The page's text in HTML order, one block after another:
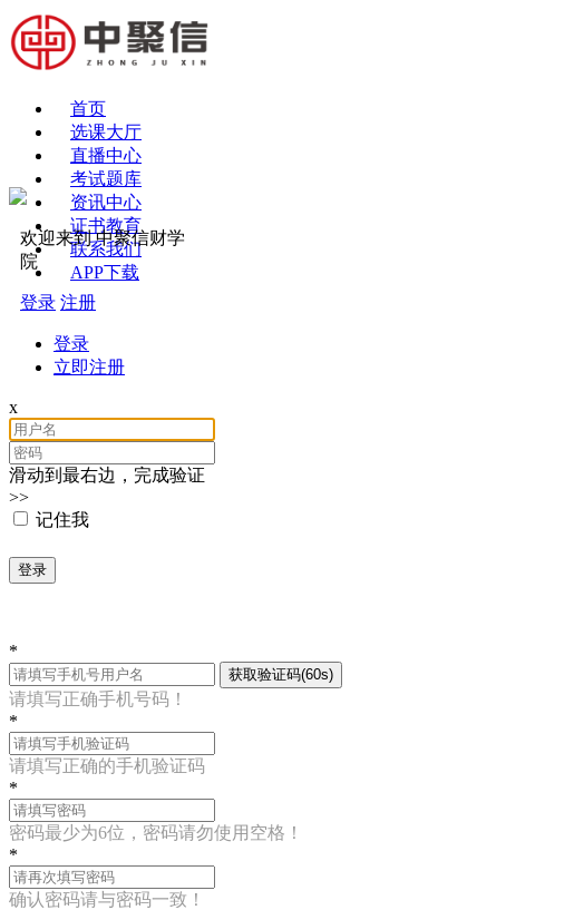
首页
选课大厅
直播中心
考试题库
资讯中心
证书教育
联系我们
APP下载
欢迎来到 中聚信财学
院
登录 注册
登录
立即注册
x
滑动到最右边，完成验证
>>
记住我
登录
*
获取验证码(60s)
请填写正确手机号码！
*
请填写正确的手机验证码
*
密码最少为6位，密码请勿使用空格！
*
确认密码请与密码一致！